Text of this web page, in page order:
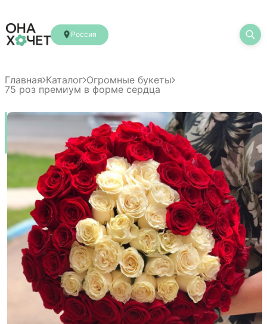
Россия
Главная Каталог Огромные букеты
75 роз премиум в форме сердца